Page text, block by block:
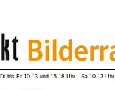
Di bis Fr 10-13 und 15-18 Uhr · Sa 10-13 Uhr